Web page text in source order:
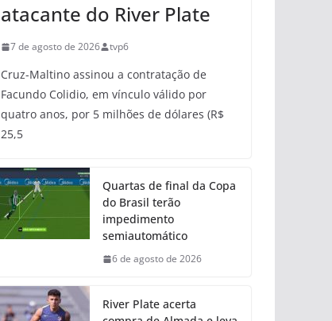
atacante do River Plate
7 de agosto de 2026 tvp6
Cruz-Maltino assinou a contratação de
Facundo Colidio, em vínculo válido por
quatro anos, por 5 milhões de dólares (R$
25,5
Quartas de final da Copa
do Brasil terão
impedimento
semiautomático
6 de agosto de 2026
River Plate acerta